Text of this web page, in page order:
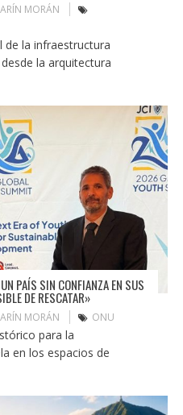
MORÁN
la infraestructura
la arquitectura
PAÍS SIN CONFIANZA EN SUS
DE RESCATAR»
MORÁN ONU
para la
en los espacios de